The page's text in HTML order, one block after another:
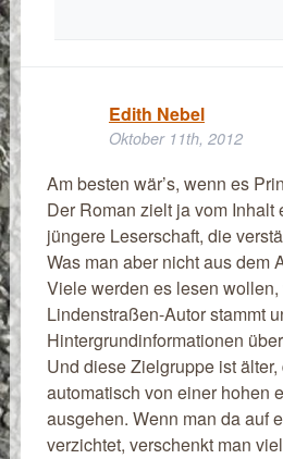
Edith Nebel
Oktober 11th, 2012
Am besten wär’s, wenn es
Der Roman zielt ja vom Inhalt
jüngere Leserschaft, die
Was man aber nicht aus dem
Viele werden es lesen
Lindenstraßen-Autor stammt
Hintergrundinformationen
Und diese Zielgruppe ist
automatisch von einer hohen
ausgehen. Wenn man da auf
verzichtet, verschenkt man